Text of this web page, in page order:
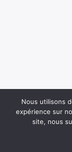
Nous utilisons
expérience sur
site, nous